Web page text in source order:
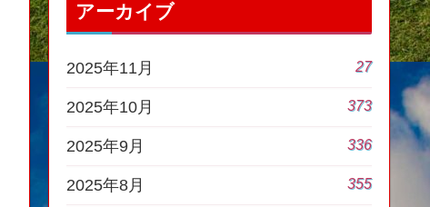
アーカイブ
2025年11月 27
2025年10月 373
2025年9月 336
2025年8月 355